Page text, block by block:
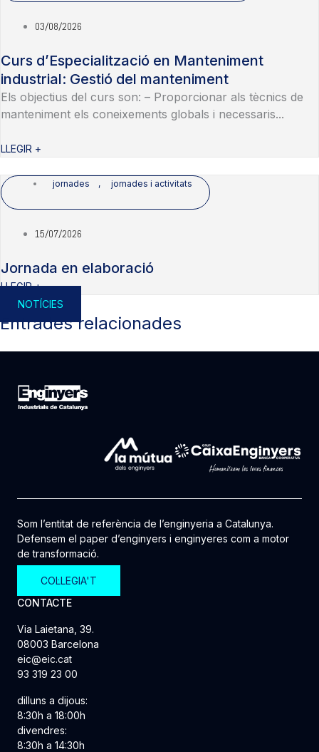
03/08/2026
Curs d’Especialització en Manteniment
industrial: Gestió del manteniment
Els objectius del curs son: – Proporcionar als tècnics de
manteniment els coneixements globals i necessaris...
LLEGIR +
jornades , jornades i activitats
15/07/2026
Jornada en elaboració
LLEGIR +
NOTÍCIES
Entrades relacionades
Som l’entitat de referència de l’enginyeria a Catalunya.
Defensem el paper d’enginyers i enginyeres com a motor
de transformació.
COL·LEGIA'T
CONTACTE
Via Laietana, 39.
08003 Barcelona
eic@eic.cat
93 319 23 00
dilluns a dijous:
8:30h a 18:00h
divendres:
8:30h a 14:30h